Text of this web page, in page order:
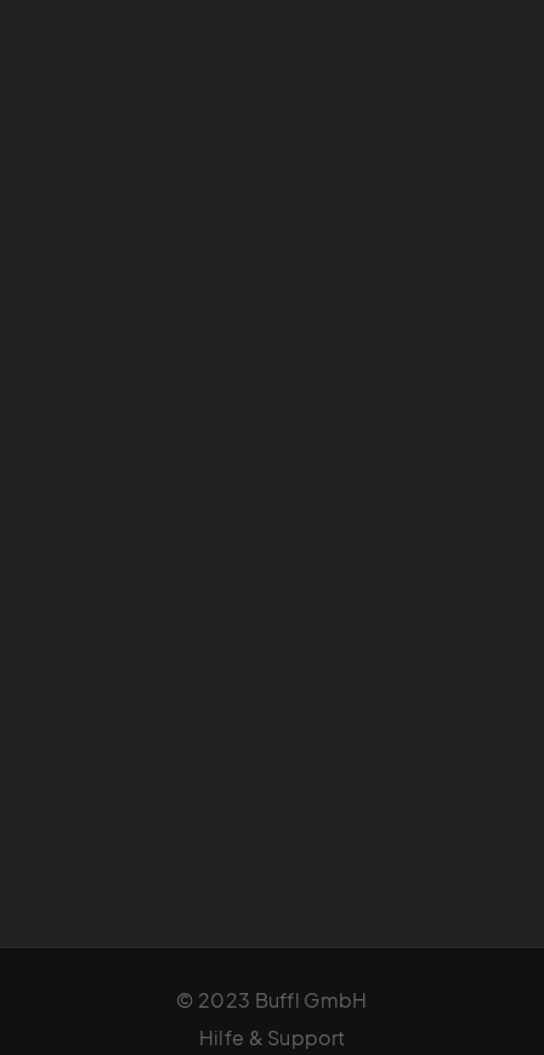
© 2023 Buffl GmbH
Hilfe & Support